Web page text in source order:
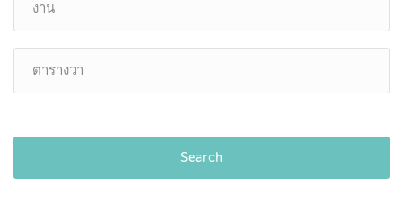
Search